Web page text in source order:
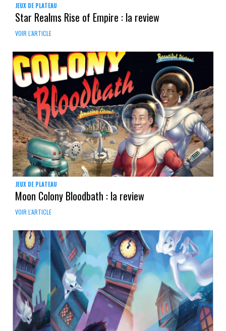
JEUX DE PLATEAU
Star Realms Rise of Empire : la review
VOIR L'ARTICLE
JEUX DE PLATEAU
Moon Colony Bloodbath : la review
VOIR L'ARTICLE